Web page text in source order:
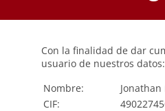
Con la finalidad de dar
usuario de nuestros datos:
Nombre:
Jonathan
CIF: